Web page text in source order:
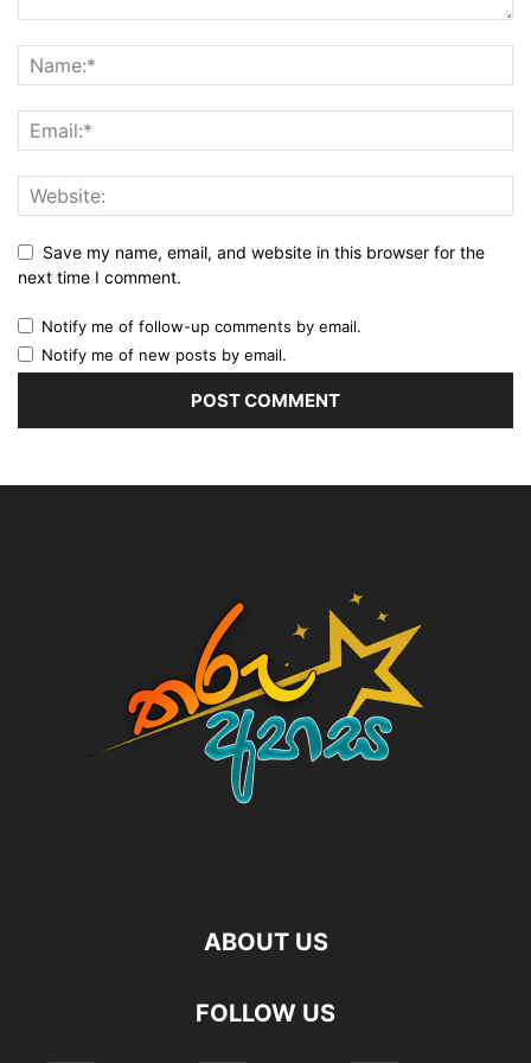
Save my name, email, and website in this browser for the
next time I comment.
Notify me of follow-up comments by email.
Notify me of new posts by email.
ABOUT US
FOLLOW US